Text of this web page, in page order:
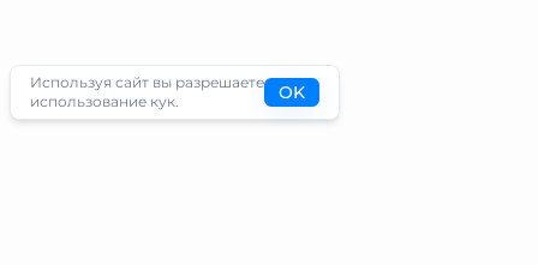
Используя сайт вы разрешаете
использование кук.
OK